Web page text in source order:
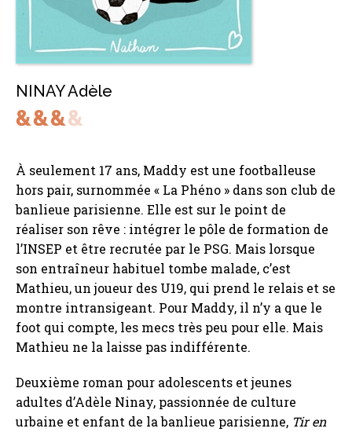
NINAY Adèle
À seulement 17 ans, Maddy est une footballeuse
hors pair, surnommée « La Phéno » dans son club de
banlieue parisienne. Elle est sur le point de
réaliser son rêve : intégrer le pôle de formation de
l’INSEP et être recrutée par le PSG. Mais lorsque
son entraîneur habituel tombe malade, c’est
Mathieu, un joueur des U19, qui prend le relais et se
montre intransigeant. Pour Maddy, il n’y a que le
foot qui compte, les mecs très peu pour elle. Mais
Mathieu ne la laisse pas indifférente.
Deuxième roman pour adolescents et jeunes
adultes d’Adèle Ninay, passionnée de culture
urbaine et enfant de la banlieue parisienne, Tir en